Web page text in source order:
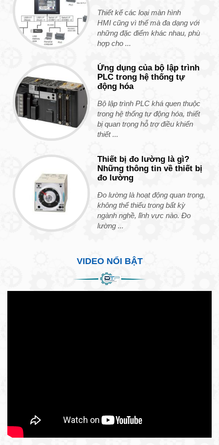
Thiết kế các loại màn hình
HMI cũng vì thế mà đa dạng với
những đặc điểm khác nhau, phù
hợp cho ...
Ứng dụng của bộ lập trình
PLC trong hệ thống tự
động hóa
Bộ lập trình PLC khá quen thuộc
trong hệ thống tự động hóa, thiết
bị quan trọng hỗ trợ điều khiển
thiết ...
Thiết bị đo lường là gì?
Những thông tin về thiết bị
đo lường
Đo lường là hoạt động quan trọng,
không thể thiếu trong bất kỳ
ngành nghề, lĩnh vực nào. Đo
lường ...
VIDEO NỔI BẬT